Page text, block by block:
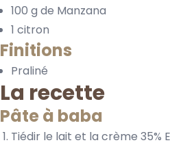
100 g de Manzana
1 citron
Finitions
Praliné
La recette
Pâte à baba
Tiédir le lait et la crème 35%